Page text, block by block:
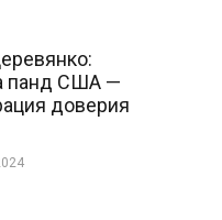
панд США —
доверия